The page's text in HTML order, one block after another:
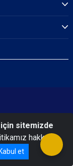
sitemizde
hakkında
Kabul et